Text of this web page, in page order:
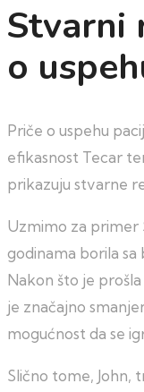
Stvarni
o
Priče o uspehu
efikasnost Tecar
prikazuju stvarne
Uzmimo za primer
godinama borila
Nakon što je
je značajno
mogućnost da se
Slično tome, John,